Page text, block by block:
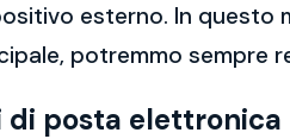
esterno. In
potremmo sempre
di posta